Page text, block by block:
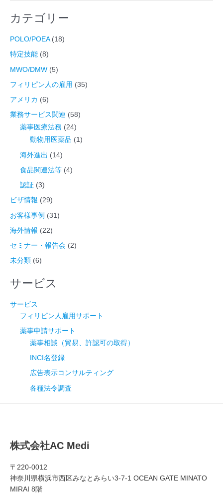
対
カテゴリー
POLO/POEA(18)
特定技能 (8)
MWO/DMW (5)
フィリピン人の雇用 (35)
アメリカ (6)
業務サービス関連 (58)
薬事医療法務 (24)
動物用医薬品 (1)
海外進出 (14)
食品関連法等 (4)
認証 (3)
ビザ情報 (29)
お客様事例 (31)
海外情報 (22)
セミナー・報告会 (2)
未分類 (6)
サービス
サービス
フィリピン人雇用サポート
薬事申請サポート
薬事相談（貿易、許認可の取得）
INCI名登録
広告表示コンサルティング
各種法令調査
株式会社AC Medi
〒220-0012
神奈川県横浜市西区みなとみらい3-7-1 OCEAN GATE MINATO
MIRAI 8階